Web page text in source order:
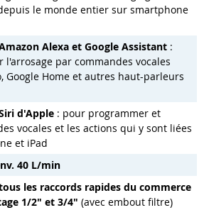
le monde entier sur smartphone
Alexa et Google Assistant :
par commandes vocales
Google Home et autres haut-parleurs
d'Apple : pour programmer et
vocales et les actions qui y sont liées
et iPad
40 L/min
les raccords rapides du commerce
1/2" et 3/4" (avec embout filtre)